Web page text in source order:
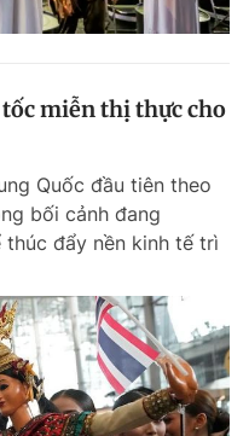
miễn thị thực cho
Quốc đầu tiên theo
bối cảnh đang
đẩy nền kinh tế trì